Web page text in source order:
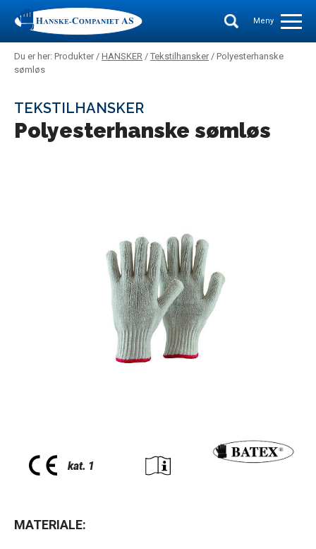
Meny
Du er her: Produkter / HANSKER / Tekstilhansker / Polyesterhanske
sømløs
TEKSTILHANSKER
Polyesterhanske sømløs
MATERIALE: